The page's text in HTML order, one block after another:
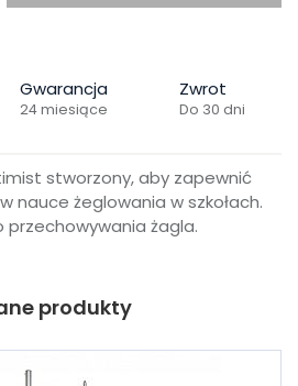
Gwarancja
24 miesiące
Zwrot
Do 30 dni
stworzony, aby zapewnić
nauce żeglowania w szkołach.
żagla.
produkty